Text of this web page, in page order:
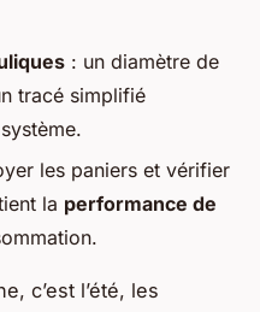
: un diamètre de
tracé simplifié
les paniers et vérifier
la performance de
c’est l’été, les